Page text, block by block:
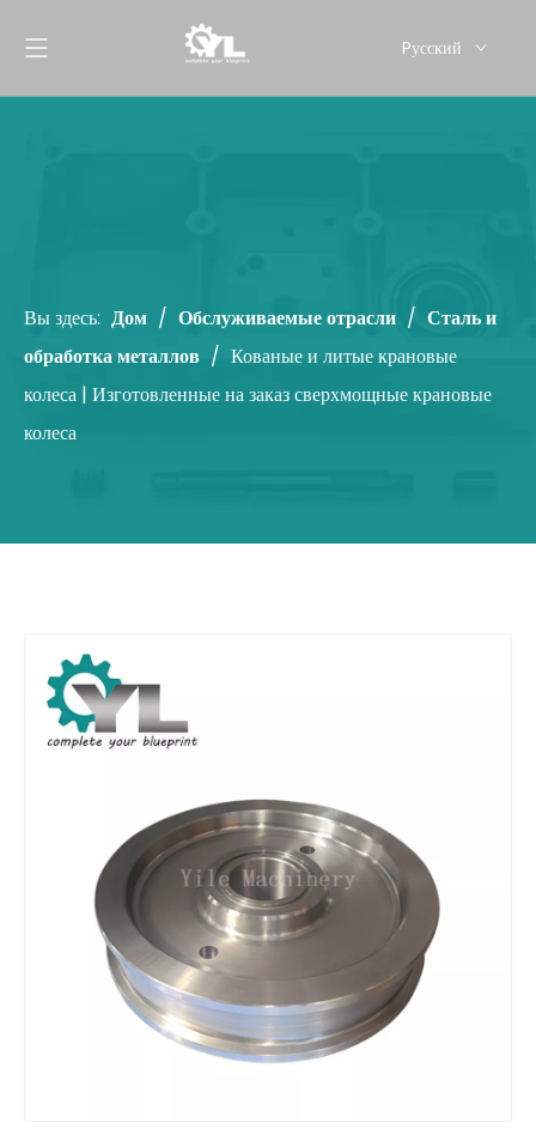
Pусский
Вы здесь: Дом / Обслуживаемые отрасли / Сталь и
обработка металлов / Кованые и литые крановые
колеса | Изготовленные на заказ сверхмощные крановые
колеса